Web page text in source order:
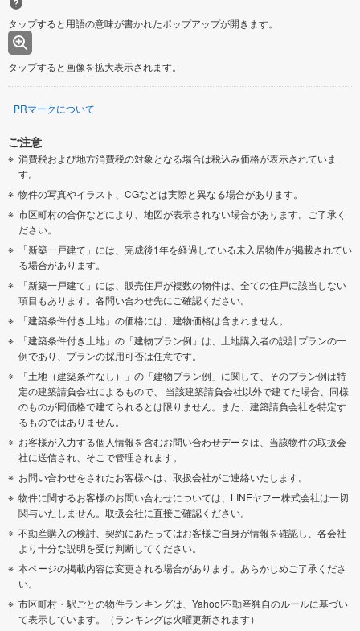
タップすると用語の意味が書かれたポップアップが開きます。
タップすると画像を拡大表示されます。
PRマークについて
ご注意
消費税および地方消費税の対象となる場合は税込み価格が表示されていま
す。
物件の写真やイラスト、CGなどは実際と異なる場合があります。
市区町村の合併などにより、地図が表示されない場合があります。ご了承く
ださい。
「新築一戸建て」には、完成後1年を経過している未入居物件が掲載されてい
る場合があります。
「新築一戸建て」には、販売住戸が複数の物件は、全ての住戸に該当しない
項目もあります。各問い合わせ先にご確認ください。
「建築条件付き土地」の価格には、建物価格は含まれません。
「建築条件付き土地」の「建物プラン例」は、土地購入者の設計プランの一
例であり、プランの採用可否は任意です。
「土地（建築条件なし）」の「建物プラン例」に関して、そのプラン例は特
定の建築請負会社によるもので、 当該建築請負会社以外で建てた場合、同様
のものが同価格で建てられるとは限りません。また、建築請負会社を特定す
るものではありません。
お客様が入力する個人情報を含むお問い合わせデータは、当該物件の取扱会
社に送信され、そこで管理されます。
お問い合わせをされたお客様へは、取扱会社がご連絡いたします。
物件に関するお客様のお問い合わせについては、LINEヤフー株式会社は一切
関与いたしません。取扱会社に直接ご確認ください。
不動産購入の検討、契約にあたってはお客様ご自身が情報を確認し、各会社
より十分な説明を受け判断してください。
本ページの掲載内容は変更される場合があります。あらかじめご了承くださ
い。
市区町村・駅ごとの物件ランキングは、Yahoo!不動産独自のルールに基づい
て表示しています。（ランキングは火曜更新されます）